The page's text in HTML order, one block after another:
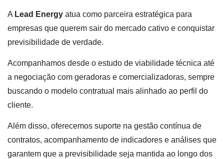
A Lead Energy atua como parceira estratégica para
empresas que querem sair do mercado cativo e conquistar
previsibilidade de verdade.
Acompanhamos desde o estudo de viabilidade técnica até
a negociação com geradoras e comercializadoras, sempre
buscando o modelo contratual mais alinhado ao perfil do
cliente.
Além disso, oferecemos suporte na gestão contínua de
contratos, acompanhamento de indicadores e análises que
garantem que a previsibilidade seja mantida ao longo dos